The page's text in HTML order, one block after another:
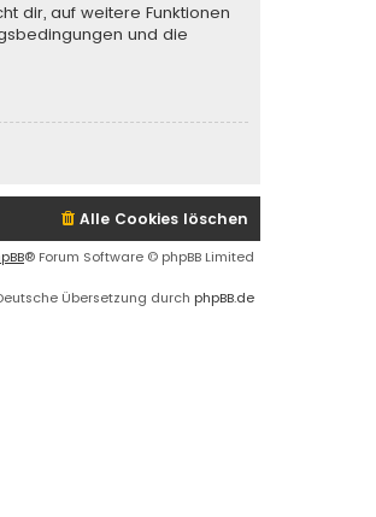
dir, auf weitere Funktionen
und die
Alle Cookies löschen
® Forum Software © phpBB Limited
Übersetzung durch phpBB.de